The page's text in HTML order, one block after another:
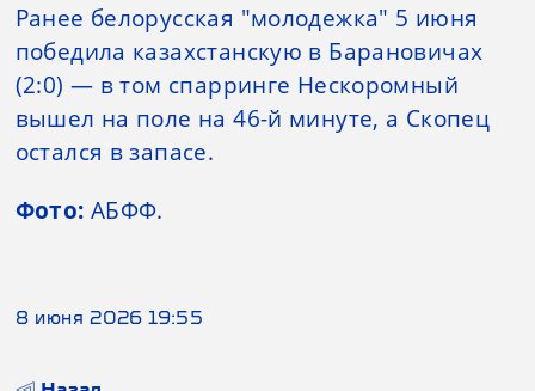
Ранее белорусская "молодежка" 5 июня
победила казахстанскую в Барановичах
(2:0) — в том спарринге Нескоромный
вышел на поле на 46-й минуте, а Скопец
остался в запасе.
Фото: АБФФ.
8 июня 2026 19:55